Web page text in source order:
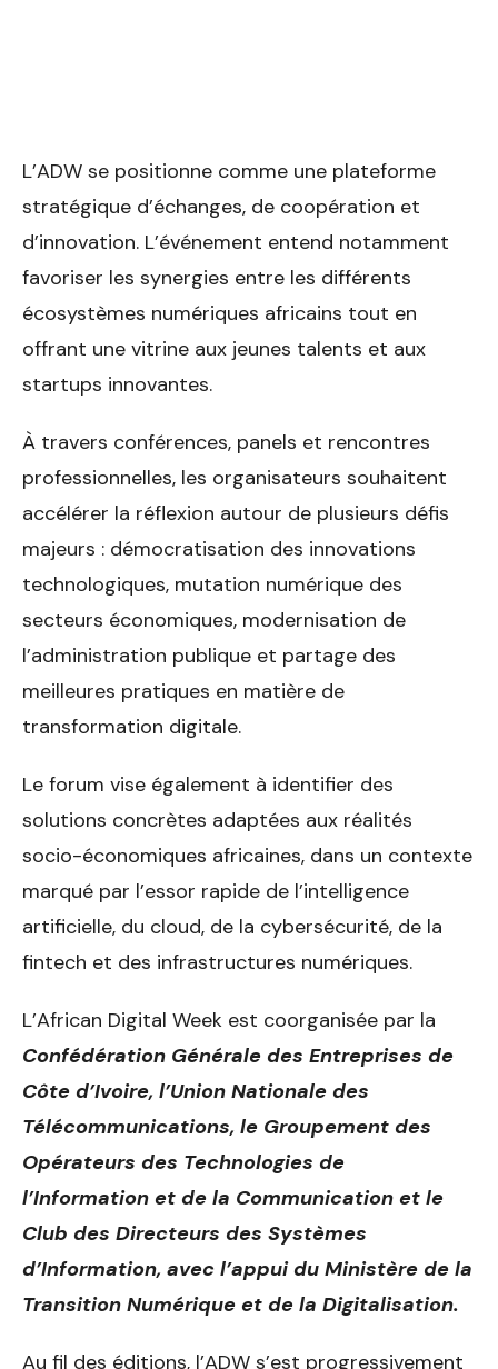
L’ADW se positionne comme une plateforme
stratégique d’échanges, de coopération et
d’innovation. L’événement entend notamment
favoriser les synergies entre les différents
écosystèmes numériques africains tout en
offrant une vitrine aux jeunes talents et aux
startups innovantes.
À travers conférences, panels et rencontres
professionnelles, les organisateurs souhaitent
accélérer la réflexion autour de plusieurs défis
majeurs : démocratisation des innovations
technologiques, mutation numérique des
secteurs économiques, modernisation de
l’administration publique et partage des
meilleures pratiques en matière de
transformation digitale.
Le forum vise également à identifier des
solutions concrètes adaptées aux réalités
socio-économiques africaines, dans un contexte
marqué par l’essor rapide de l’intelligence
artificielle, du cloud, de la cybersécurité, de la
fintech et des infrastructures numériques.
L’African Digital Week est coorganisée par la
Confédération Générale des Entreprises de
Côte d’Ivoire, l’Union Nationale des
Télécommunications, le Groupement des
Opérateurs des Technologies de
l’Information et de la Communication et le
Club des Directeurs des Systèmes
d’Information, avec l’appui du Ministère de la
Transition Numérique et de la Digitalisation.
Au fil des éditions, l’ADW s’est progressivement